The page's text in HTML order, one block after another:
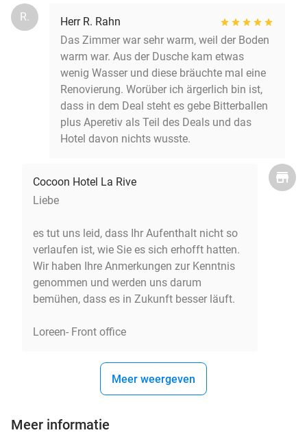
R.
Herr R. Rahn
Das Zimmer war sehr warm, weil der Boden
warm war. Aus der Dusche kam etwas
wenig Wasser und diese bräuchte mal eine
Renovierung. Worüber ich ärgerlich bin ist,
dass in dem Deal steht es gebe Bitterballen
plus Aperetiv als Teil des Deals und das
Hotel davon nichts wusste.
Cocoon Hotel La Rive
Liebe
es tut uns leid, dass Ihr Aufenthalt nicht so
verlaufen ist, wie Sie es sich erhofft hatten.
Wir haben Ihre Anmerkungen zur Kenntnis
genommen und werden uns darum
bemühen, dass es in Zukunft besser läuft.
Loreen- Front office
Meer weergeven
Meer informatie